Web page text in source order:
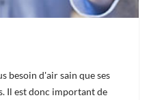
besoin d'air sain que ses
Il est donc important de